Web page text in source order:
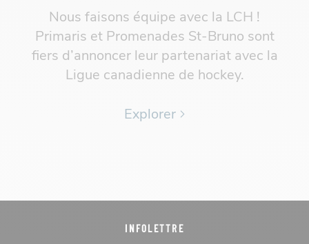
Nous faisons équipe avec la LCH !
Primaris et Promenades St-Bruno sont
fiers d’annoncer leur partenariat avec la
Ligue canadienne de hockey.
Explorer
INFOLETTRE